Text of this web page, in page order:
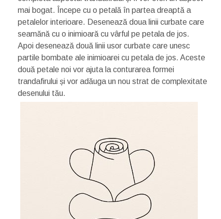
mai bogat. Începe cu o petală în partea dreaptă a
petalelor interioare. Desenează doua linii curbate care
seamănă cu o inimioară cu vârful pe petala de jos.
Apoi desenează două linii usor curbate care unesc
partile bombate ale inimioarei cu petala de jos. Aceste
două petale noi vor ajuta la conturarea formei
trandafirului și vor adăuga un nou strat de complexitate
desenului tău.